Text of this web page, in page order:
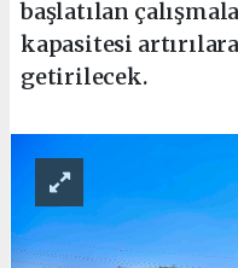
başlatılan
kapasitesi
getirilecek.